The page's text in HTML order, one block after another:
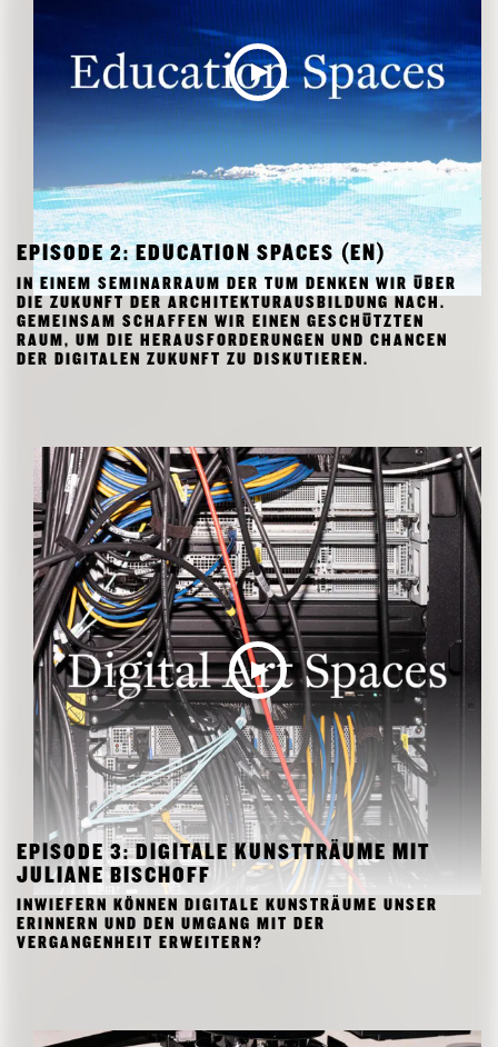
EPISODE 2: EDUCATION SPACES (EN)
IN EINEM SEMINARRAUM DER TUM DENKEN WIR ÜBER
DIE ZUKUNFT DER ARCHITEKTURAUSBILDUNG NACH.
GEMEINSAM SCHAFFEN WIR EINEN GESCHÜTZTEN
RAUM, UM DIE HERAUSFORDERUNGEN UND CHANCEN
DER DIGITALEN ZUKUNFT ZU DISKUTIEREN.
EPISODE 3: DIGITALE KUNSTTRÄUME MIT
JULIANE BISCHOFF
INWIEFERN KÖNNEN DIGITALE KUNSTRÄUME UNSER
ERINNERN UND DEN UMGANG MIT DER
VERGANGENHEIT ERWEITERN?